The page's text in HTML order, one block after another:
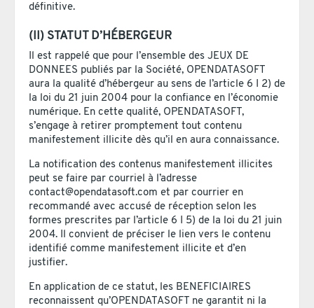
définitive.
(II) STATUT D’HÉBERGEUR
Il est rappelé que pour l’ensemble des JEUX DE
DONNEES publiés par la Société, OPENDATASOFT
aura la qualité d’hébergeur au sens de l’article 6 I 2) de
la loi du 21 juin 2004 pour la confiance en l’économie
numérique. En cette qualité, OPENDATASOFT,
s’engage à retirer promptement tout contenu
manifestement illicite dès qu’il en aura connaissance.
La notification des contenus manifestement illicites
peut se faire par courriel à l’adresse
contact@opendatasoft.com et par courrier en
recommandé avec accusé de réception selon les
formes prescrites par l’article 6 I 5) de la loi du 21 juin
2004. Il convient de préciser le lien vers le contenu
identifié comme manifestement illicite et d’en
justifier.
En application de ce statut, les BENEFICIAIRES
reconnaissent qu’OPENDATASOFT ne garantit ni la